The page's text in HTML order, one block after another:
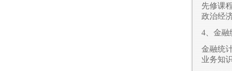
先修课
政治经
4、金融
金融统
业务知